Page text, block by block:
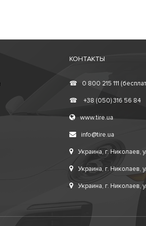
КОНТАКТЫ
☎ 0 800 215 111
☎ +38 (050) 316 56 84
www.tire.ua
info@tire.ua
Украина, г. Николаев,
Украина, г. Николаев,
Украина, г. Николаев,